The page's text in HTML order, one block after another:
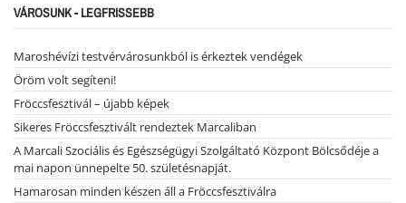
VÁROSUNK - LEGFRISSEBB
Maroshévízi testvérvárosunkból is érkeztek vendégek
Öröm volt segíteni!
Fröccsfesztivál – újabb képek
Sikeres Fröccsfesztivált rendeztek Marcaliban
A Marcali Szociális és Egészségügyi Szolgáltató Központ Bölcsődéje a
mai napon ünnepelte 50. születésnapját.
Hamarosan minden készen áll a Fröccsfesztiválra